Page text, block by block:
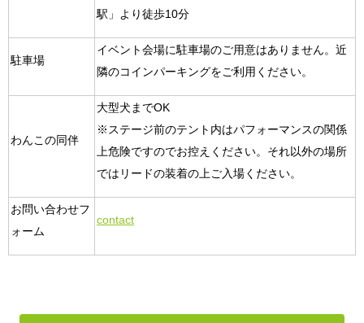
駅」より徒歩10分
駐車場
イベント会場に駐車場のご用意はありません。近
隣のコインパーキングをご利用ください。
わんこの同伴
大型犬までOK
※ステージ前のテント内はパフォーマンスの関係
上危険ですのでお控えください。それ以外の場所
ではリードの装着の上ご入場ください。
お問い合わせフ
ォーム
contact